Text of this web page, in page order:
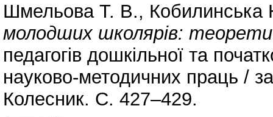
Шмельова Т. В., Кобилинська
молодших школярів:
педагогів дошкільної та
науково-методичних праць /
Колесник. С. 427–429.